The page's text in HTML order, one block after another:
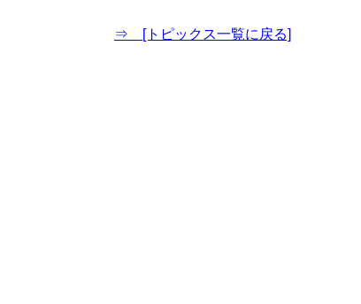
⇒ [トピックス一覧に戻る]